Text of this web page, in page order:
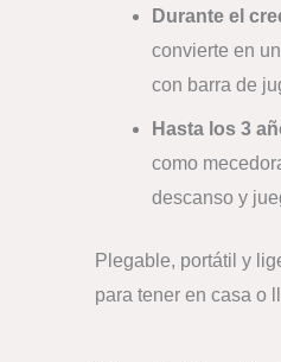
Durante el
convierte en
con barra de
Hasta los 3
como
descanso y
Plegable, portátil y
para tener en casa o